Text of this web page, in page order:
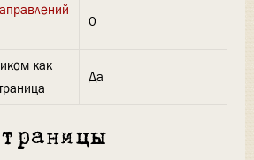
0
как
Да